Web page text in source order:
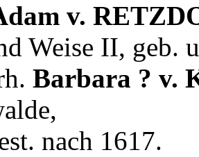
v.
Weise II, geb.
Barbara ? v.
,
nach 1617.